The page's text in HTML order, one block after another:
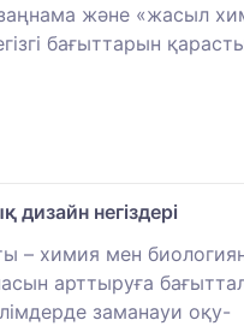
және «жасыл
бағыттарын
дизайн негіздері
– химия мен
арттыруға
заманауи оқу-